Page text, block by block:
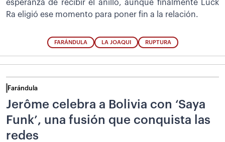
esperanza de recibir el anillo, aunque finalmente Luck
Ra eligió ese momento para poner fin a la relación.
FARÁNDULA LA JOAQUI RUPTURA
Farándula
Jerôme celebra a Bolivia con ‘Saya
Funk’, una fusión que conquista las
redes